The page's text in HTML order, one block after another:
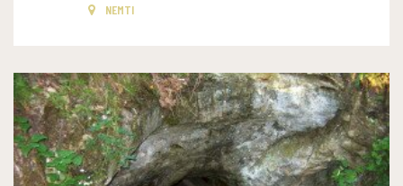
NEMTI